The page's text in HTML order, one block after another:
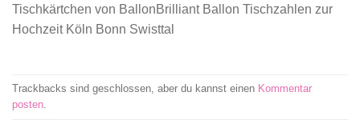
Tischkärtchen von BallonBrilliant Ballon Tischzahlen zur
Hochzeit Köln Bonn Swisttal
Trackbacks sind geschlossen, aber du kannst einen Kommentar
posten